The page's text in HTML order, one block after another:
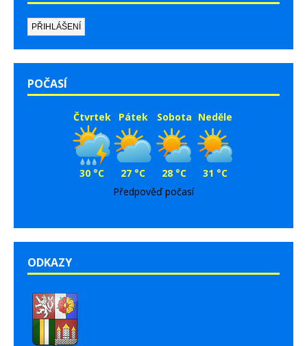
POČASÍ
Čtvrtek
30 °C
Pátek
27 °C
Sobota
28 °C
Neděle
31 °C
Předpověď počasí
ODKAZY